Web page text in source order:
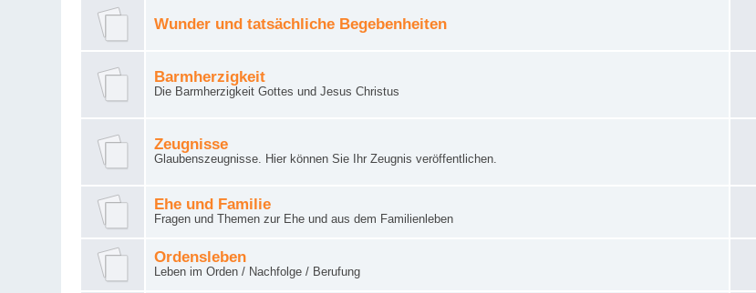
Wunder und tatsächliche Begebenheiten
Barmherzigkeit
Die Barmherzigkeit Gottes und Jesus Christus
Zeugnisse
Glaubenszeugnisse. Hier können Sie Ihr Zeugnis veröffentlichen.
Ehe und Familie
Fragen und Themen zur Ehe und aus dem Familienleben
Ordensleben
Leben im Orden / Nachfolge / Berufung